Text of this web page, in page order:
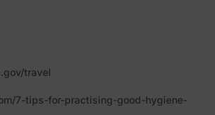
travel
7-tips-for-practising-good-hygiene-